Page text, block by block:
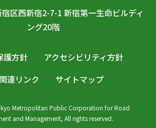
区西新宿2-7-1 新宿第一生命ビルディ
ング20階
護方針
アクセシビリティ方針
関連リンク
サイトマップ
Metropolitan Public Corporation for Road
and Management, All rights reserved.